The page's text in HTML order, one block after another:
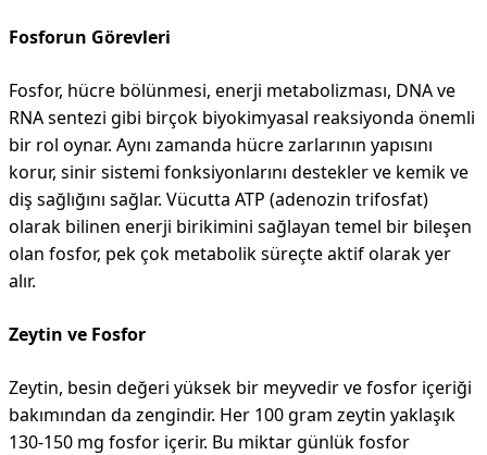
Fosforun Görevleri
Fosfor, hücre bölünmesi, enerji metabolizması, DNA ve
RNA sentezi gibi birçok biyokimyasal reaksiyonda önemli
bir rol oynar. Aynı zamanda hücre zarlarının yapısını
korur, sinir sistemi fonksiyonlarını destekler ve kemik ve
diş sağlığını sağlar. Vücutta ATP (adenozin trifosfat)
olarak bilinen enerji birikimini sağlayan temel bir bileşen
olan fosfor, pek çok metabolik süreçte aktif olarak yer
alır.
Zeytin ve Fosfor
Zeytin, besin değeri yüksek bir meyvedir ve fosfor içeriği
bakımından da zengindir. Her 100 gram zeytin yaklaşık
130-150 mg fosfor içerir. Bu miktar günlük fosfor